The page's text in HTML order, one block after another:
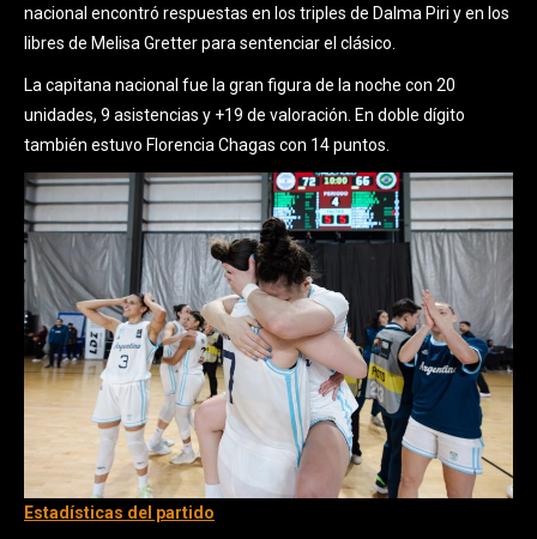
nacional encontró respuestas en los triples de Dalma Piri y en los
libres de Melisa Gretter para sentenciar el clásico.
La capitana nacional fue la gran figura de la noche con 20
unidades, 9 asistencias y +19 de valoración. En doble dígito
también estuvo Florencia Chagas con 14 puntos.
Estadísticas del partido